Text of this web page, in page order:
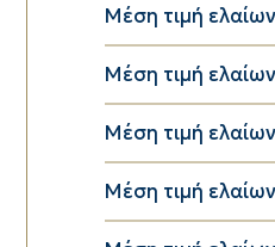
Μέση τιμή
Μέση τιμή
Μέση τιμή
Μέση τιμή